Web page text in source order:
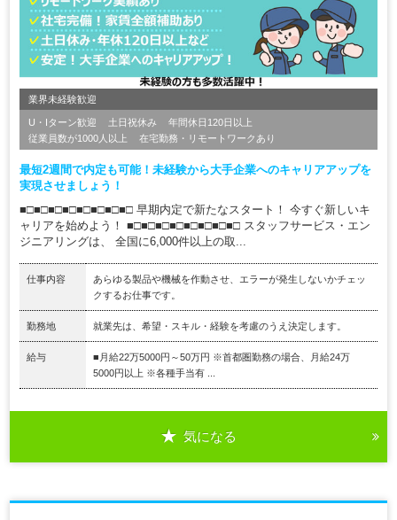
業界未経験歓迎
U・Iターン歓迎 土日祝休み
年間休日120日以上
従業員数が1000人以上
在宅勤務・リモートワークあり
最短2週間で内定も可能！未経験から大手企業へのキャリアアップを
実現させましょう！
■□■□■□■□■□■□■□■□ 早期内定で新たなスタート！ 今すぐ新しいキ
ャリアを始めよう！ ■□■□■□■□■□■□■□■□ スタッフサービス・エン
ジニアリングは、 全国に6,000件以上の取...
仕事内容
あらゆる製品や機械を作動させ、エラーが発生しないかチェッ
クするお仕事です。
勤務地 就業先は、希望・スキル・経験を考慮のうえ決定します。
給与
■月給22万5000円～50万円 ※首都圏勤務の場合、月給24万
5000円以上 ※各種手当有 ...
気になる